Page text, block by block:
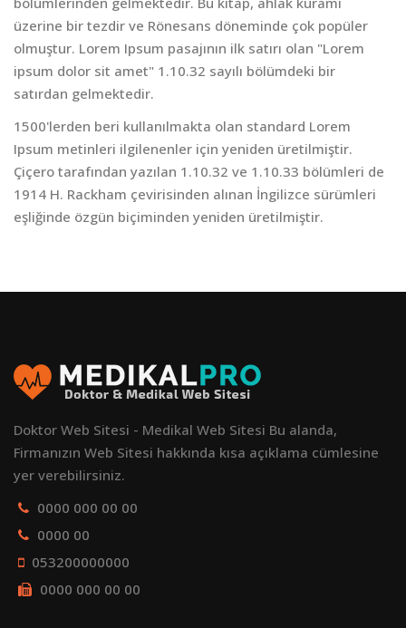
üzerine bir tezdir ve Rönesans döneminde çok popüler
olmuştur. Lorem Ipsum pasajının ilk satırı olan "Lorem
ipsum dolor sit amet" 1.10.32 sayılı bölümdeki bir
satırdan gelmektedir.
1500'lerden beri kullanılmakta olan standard Lorem
Ipsum metinleri ilgilenenler için yeniden üretilmiştir.
Çiçero tarafından yazılan 1.10.32 ve 1.10.33 bölümleri de
1914 H. Rackham çevirisinden alınan İngilizce sürümleri
eşliğinde özgün biçiminden yeniden üretilmiştir.
Doktor Web Sitesi - Medikal Web Sitesi Bu alanda,
Firmanızın Web Sitesi hakkında kısa açıklama cümlesine
yer verebilirsiniz.
0000 000 00 00
0000 00
053200000000
0000 000 00 00